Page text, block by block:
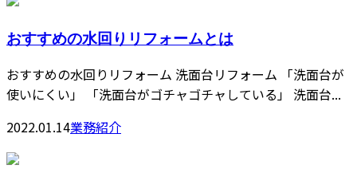
おすすめの水回りリフォームとは
おすすめの水回りリフォーム 洗面台リフォーム 「洗面台が
使いにくい」 「洗面台がゴチャゴチャしている」 洗面台...
2022.01.14業務紹介